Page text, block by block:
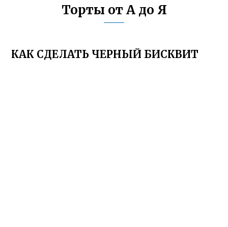
Торты от А до Я
КАК СДЕЛАТЬ ЧЕРНЫЙ БИСКВИТ